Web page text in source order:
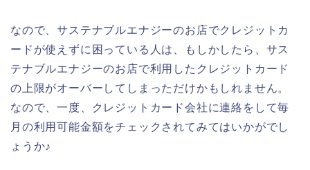
なので、サステナブルエナジーのお店でクレジットカ
ードが使えずに困っている人は、もしかしたら、サス
テナブルエナジーのお店で利用したクレジットカード
の上限がオーバーしてしまっただけかもしれません。
なので、一度、クレジットカード会社に連絡をして毎
月の利用可能金額をチェックされてみてはいかがでし
ょうか♪